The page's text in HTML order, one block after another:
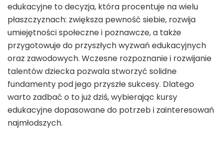
edukacyjne to decyzja, która procentuje na wielu
płaszczyznach: zwiększa pewność siebie, rozwija
umiejętności społeczne i poznawcze, a także
przygotowuje do przyszłych wyzwań edukacyjnych
oraz zawodowych. Wczesne rozpoznanie i rozwijanie
talentów dziecka pozwala stworzyć solidne
fundamenty pod jego przyszłe sukcesy. Dlatego
warto zadbać o to już dziś, wybierając kursy
edukacyjne dopasowane do potrzeb i zainteresowań
najmłodszych.